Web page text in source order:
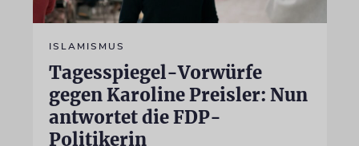
ISLAMISMUS
Tagesspiegel-Vorwürfe
gegen Karoline Preisler: Nun
antwortet die FDP-
Politikerin